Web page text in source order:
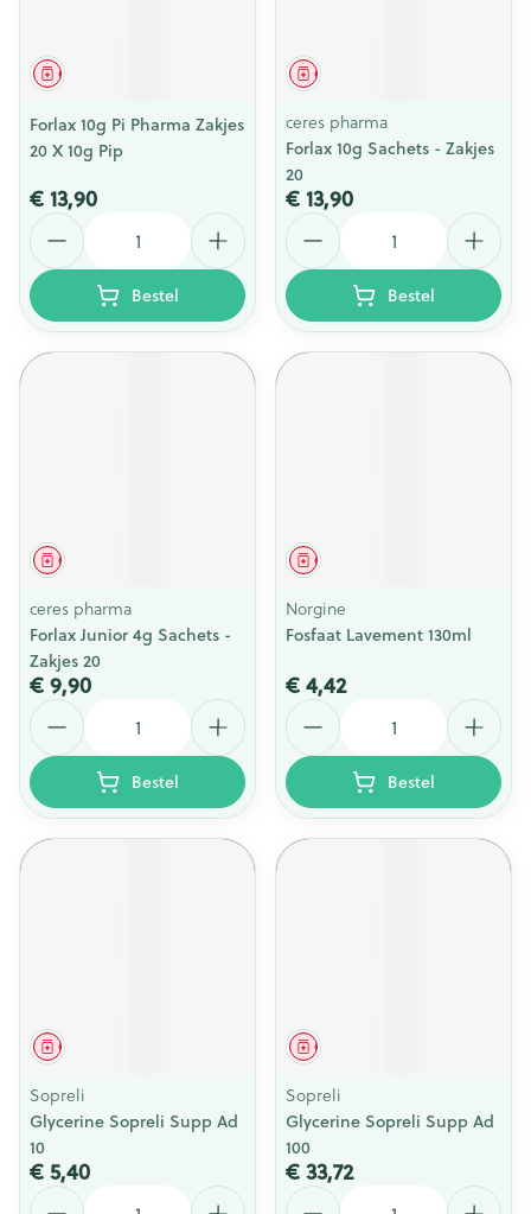
Geneesmiddel
Forlax 10g Pi Pharma Zakjes
20 X 10g Pip
€ 13,90
Bestel
Geneesmiddel
ceres pharma
Forlax 10g Sachets - Zakjes
20
€ 13,90
Bestel
Geneesmiddel
ceres pharma
Forlax Junior 4g Sachets -
Zakjes 20
€ 9,90
Bestel
Geneesmiddel
Norgine
Fosfaat Lavement 130ml
€ 4,42
Aantal
Bestel
Geneesmiddel
Sopreli
Glycerine Sopreli Supp Ad
10
€ 5,40
Geneesmiddel
Sopreli
Glycerine Sopreli Supp Ad
100
€ 33,72